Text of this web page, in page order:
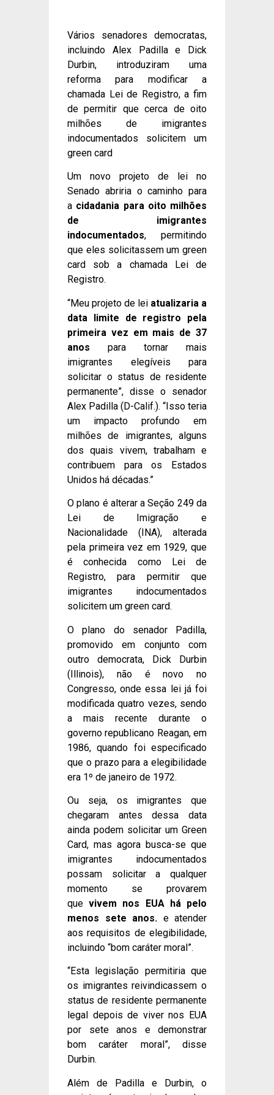
Vários senadores democratas,
incluindo Alex Padilla e Dick
Durbin, introduziram uma
reforma para modificar a
chamada Lei de Registro, a fim
de permitir que cerca de oito
milhões de imigrantes
indocumentados solicitem um
green card
Um novo projeto de lei no
Senado abriria o caminho para
a cidadania para oito milhões
de imigrantes
indocumentados, permitindo
que eles solicitassem um green
card sob a chamada Lei de
Registro.
“Meu projeto de lei atualizaria a
data limite de registro pela
primeira vez em mais de 37
anos para tornar mais
imigrantes elegíveis para
solicitar o status de residente
permanente”, disse o senador
Alex Padilla (D-Calif.). “Isso teria
um impacto profundo em
milhões de imigrantes, alguns
dos quais vivem, trabalham e
contribuem para os Estados
Unidos há décadas.”
O plano é alterar a Seção 249 da
Lei de Imigração e
Nacionalidade (INA), alterada
pela primeira vez em 1929, que
é conhecida como Lei de
Registro, para permitir que
imigrantes indocumentados
solicitem um green card.
O plano do senador Padilla,
promovido em conjunto com
outro democrata, Dick Durbin
(Illinois), não é novo no
Congresso, onde essa lei já foi
modificada quatro vezes, sendo
a mais recente durante o
governo republicano Reagan, em
1986, quando foi especificado
que o prazo para a elegibilidade
era 1º de janeiro de 1972.
Ou seja, os imigrantes que
chegaram antes dessa data
ainda podem solicitar um Green
Card, mas agora busca-se que
imigrantes indocumentados
possam solicitar a qualquer
momento se provarem
que vivem nos EUA há pelo
menos sete anos. e atender
aos requisitos de elegibilidade,
incluindo “bom caráter moral”.
“Esta legislação permitiria que
os imigrantes reivindicassem o
status de residente permanente
legal depois de viver nos EUA
por sete anos e demonstrar
bom caráter moral”, disse
Durbin.
Além de Padilla e Durbin, o